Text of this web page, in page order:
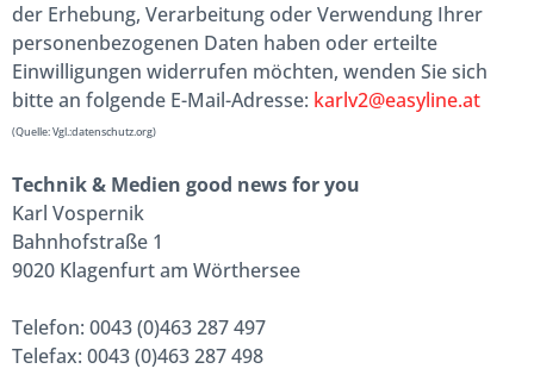
der Erhebung, Verarbeitung oder Verwendung Ihrer
personenbezogenen Daten haben oder erteilte
Einwilligungen widerrufen möchten, wenden Sie sich
bitte an folgende E-Mail-Adresse: karlv2@easyline.at
(Quelle: Vgl.:datenschutz.org)
Technik & Medien good news for you
Karl Vospernik
Bahnhofstraße 1
9020 Klagenfurt am Wörthersee
Telefon: 0043 (0)463 287 497
Telefax: 0043 (0)463 287 498